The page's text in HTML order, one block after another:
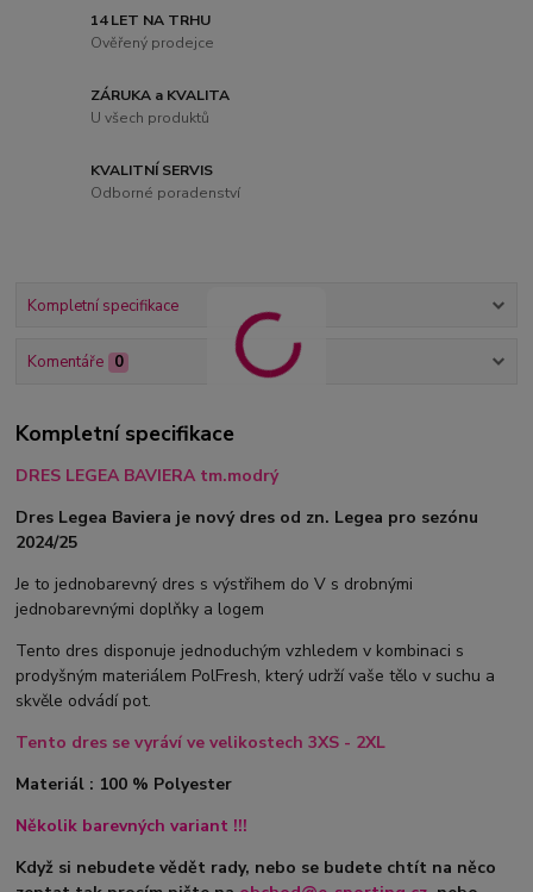
14 LET NA TRHU
Ověřený prodejce
ZÁRUKA a KVALITA
U všech produktů
KVALITNÍ SERVIS
Odborné poradenství
Kompletní specifikace
Komentáře 0
Kompletní specifikace
DRES LEGEA BAVIERA tm.modrý
Dres Legea Baviera je nový dres od zn. Legea pro sezónu
2024/25
Je to jednobarevný dres s výstřihem do V s drobnými
jednobarevnými doplňky a logem
Tento dres disponuje jednoduchým vzhledem v kombinaci s
prodyšným materiálem PolFresh, který udrží vaše tělo v suchu a
skvěle odvádí pot.
Tento dres se vyráví ve velikostech 3XS - 2XL
Materiál : 100 % Polyester
Několik barevných variant !!!
Když si nebudete vědět rady, nebo se budete chtít na něco